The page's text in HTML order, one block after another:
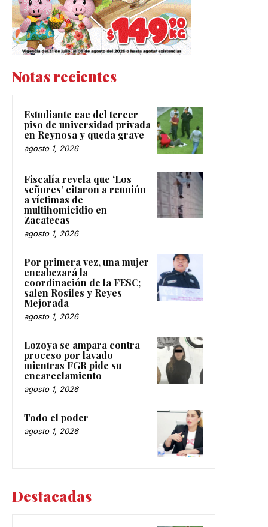
Notas recientes
Estudiante cae del tercer
piso de universidad privada
en Reynosa y queda grave
agosto 1, 2026
Fiscalía revela que ‘Los
señores’ citaron a reunión
a víctimas de
multihomicidio en
Zacatecas
agosto 1, 2026
Por primera vez, una mujer
encabezará la
coordinación de la FESC;
salen Rosiles y Reyes
Mejorada
agosto 1, 2026
Lozoya se ampara contra
proceso por lavado
mientras FGR pide su
encarcelamiento
agosto 1, 2026
Todo el poder
agosto 1, 2026
Destacadas